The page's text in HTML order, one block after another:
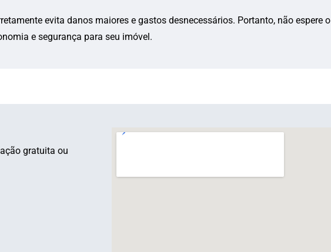
evita danos maiores e gastos desnecessários. Portanto, não espere o
e segurança para seu imóvel.
gratuita ou